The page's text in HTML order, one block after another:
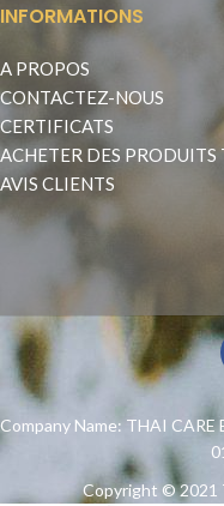
INFORMATIONS
A PROPOS
CONTACTEZ-NOUS
CERTIFICATS
ACHETER DES PRODUITS
AVIS CLIENTS
Company Name: THAI
Copyright © 2021